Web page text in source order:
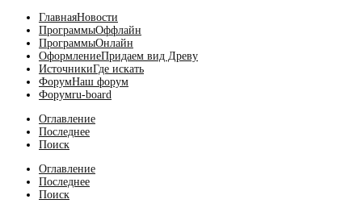
ГлавнаяНовости
ПрограммыОффлайн
ПрограммыОнлайн
ОформлениеПридаем вид Древу
ИсточникиГде искать
ФорумНаш форум
Форумru-board
Оглавление
Последнее
Поиск
Оглавление
Последнее
Поиск